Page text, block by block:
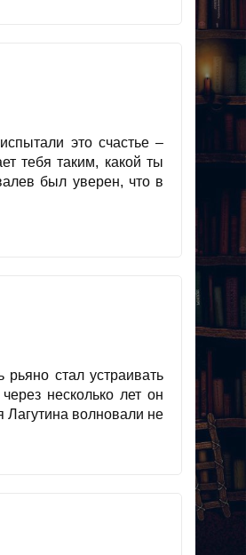
это счастье –
тебя таким, какой ты
был уверен, что в
стал устраивать
несколько лет он
Лагутина волновали не